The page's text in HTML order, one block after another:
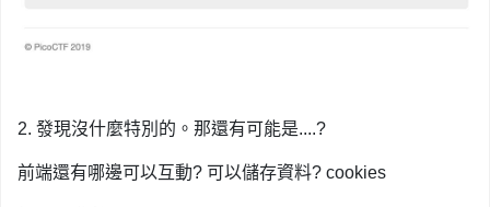
2. 發現沒什麼特別的。那還有可能是....?
前端還有哪邊可以互動? 可以儲存資料? cookies